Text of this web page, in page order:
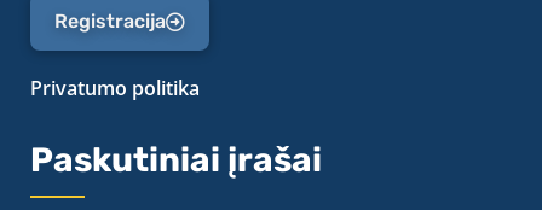
Registracija
Privatumo politika
Paskutiniai įrašai